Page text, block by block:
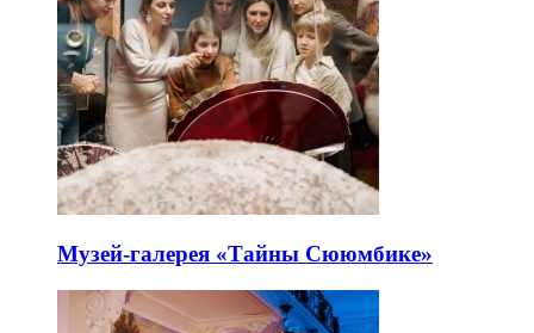
Музей-галерея «Тайны Сююмбике»